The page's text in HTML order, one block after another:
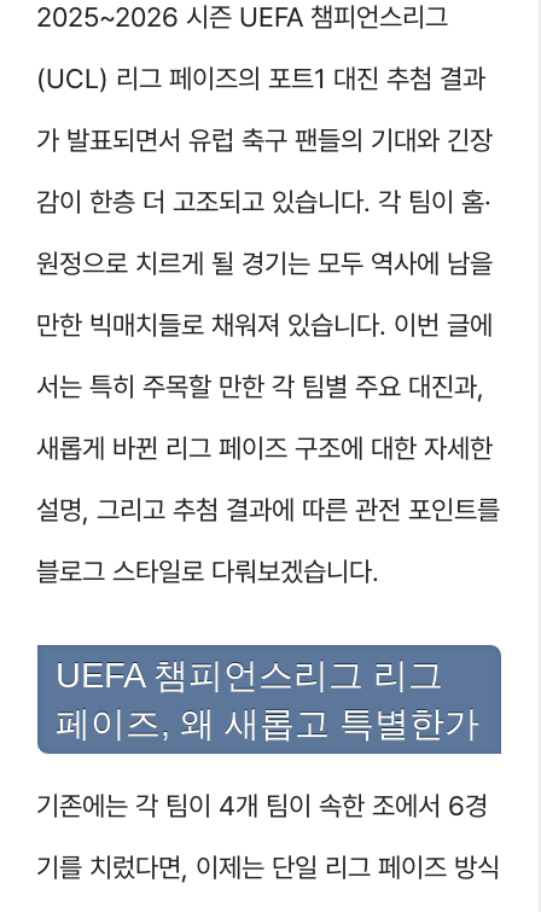
2025~2026 시즌 UEFA 챔피언스리그
(UCL) 리그 페이즈의 포트1 대진 추첨 결과
가 발표되면서 유럽 축구 팬들의 기대와 긴장
감이 한층 더 고조되고 있습니다. 각 팀이 홈·
원정으로 치르게 될 경기는 모두 역사에 남을
만한 빅매치들로 채워져 있습니다. 이번 글에
서는 특히 주목할 만한 각 팀별 주요 대진과,
새롭게 바뀐 리그 페이즈 구조에 대한 자세한
설명, 그리고 추첨 결과에 따른 관전 포인트를
블로그 스타일로 다뤄보겠습니다.
UEFA 챔피언스리그 리그
페이즈, 왜 새롭고 특별한가
기존에는 각 팀이 4개 팀이 속한 조에서 6경
기를 치렀다면, 이제는 단일 리그 페이즈 방식